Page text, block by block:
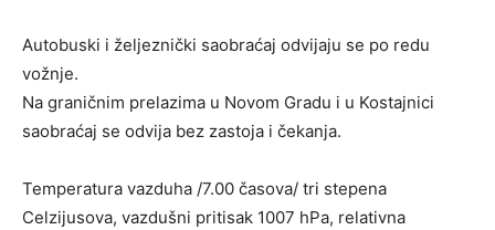
Autobuski i željeznički saobraćaj odvijaju se po redu
vožnje.
Na graničnim prelazima u Novom Gradu i u Kostajnici
saobraćaj se odvija bez zastoja i čekanja.
Temperatura vazduha /7.00 časova/ tri stepena
Celzijusova, vazdušni pritisak 1007 hPa, relativna